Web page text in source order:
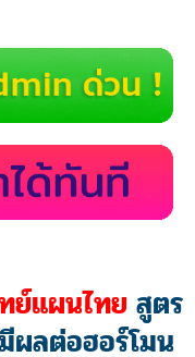
ด-ใหม่ ราคา
ำกัด